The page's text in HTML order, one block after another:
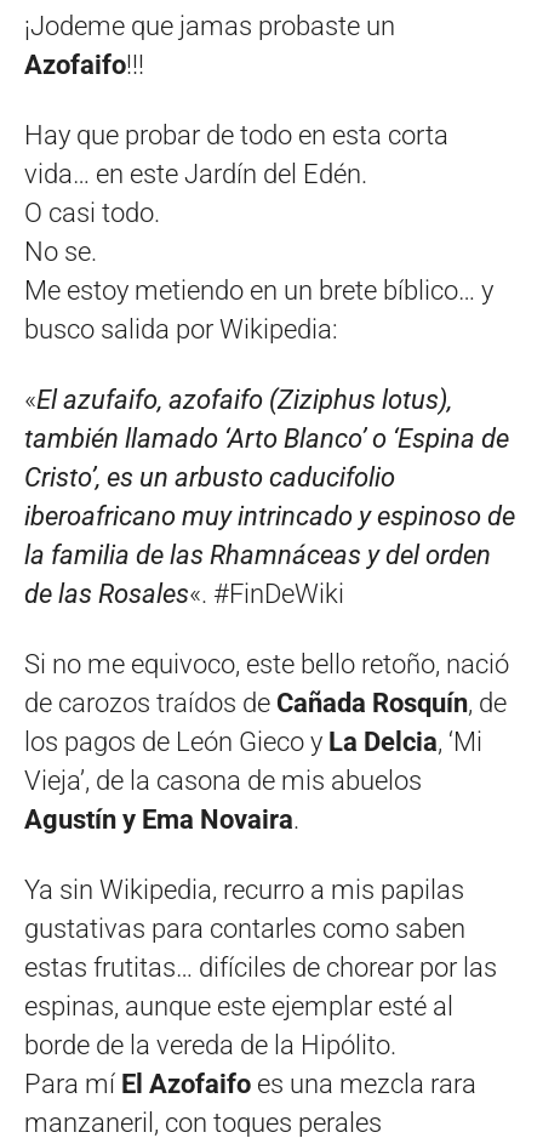
¡Jodeme que jamas probaste un
Azofaifo!!!
Hay que probar de todo en esta corta
vida… en este Jardín del Edén.
O casi todo.
No se.
Me estoy metiendo en un brete bíblico… y
busco salida por Wikipedia:
«El azufaifo, azofaifo (Ziziphus lotus),
también llamado ‘Arto Blanco’ o ‘Espina de
Cristo’, es un arbusto caducifolio
iberoafricano muy intrincado y espinoso de
la familia de las Rhamnáceas y del orden
de las Rosales«. #FinDeWiki
Si no me equivoco, este bello retoño, nació
de carozos traídos de Cañada Rosquín, de
los pagos de León Gieco y La Delcia, ‘Mi
Vieja’, de la casona de mis abuelos
Agustín y Ema Novaira.
Ya sin Wikipedia, recurro a mis papilas
gustativas para contarles como saben
estas frutitas… difíciles de chorear por las
espinas, aunque este ejemplar esté al
borde de la vereda de la Hipólito.
Para mí El Azofaifo es una mezcla rara
manzaneril, con toques perales